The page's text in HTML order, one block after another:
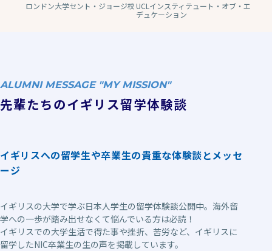
ロンドン大学セント・ジョージ校UCLインスティテュート・オブ・エ
デュケーション
ALUMNI MESSAGE "MY MISSION"
先輩たちのイギリス留学体験談
イギリスへの留学生や卒業生の貴重な体験談とメッセ
ージ
イギリスの大学で学ぶ日本人学生の留学体験談公開中。海外留
学への一歩が踏み出せなくて悩んでいる方は必読！
イギリスでの大学生活で得た事や挫折、苦労など、イギリスに
留学したNIC卒業生の生の声を掲載しています。